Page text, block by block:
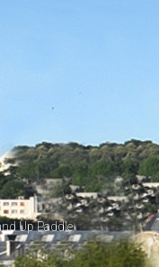
Up Paddle